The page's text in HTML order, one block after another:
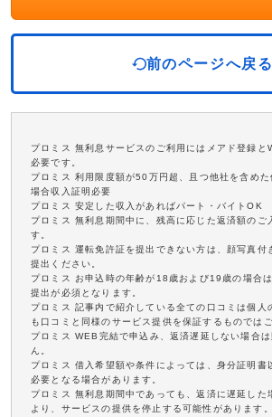
前のページへ戻る
プロミス 無利息サービスのご利用にはメアド登録と
必要です。
プロミス 利用限度額が50万円超、且つ他社を含め
場合収入証明必要
プロミス 安定した収入があればパート・バイトOK
プロミス 無利息期間中に、残高に応じた返済額のご
す。
プロミス 運転免許証を提出できない方は、顔写真付
提出ください。
プロミス お申込時の年齢が18歳および19歳の場合
提出が必須となります。
プロミス 記事内で紹介している全ての口コミは個人
も口コミと同様のサービス提供を保証するものでは
プロミス WEB完結で申込み、返済遅延しない場合
ん。
プロミス 借入希望額や条件によっては、身分証明書
必要となる場合があります。
プロミス 無利息期間中であっても、返済に遅延した
より、サービスの提供を停止する可能性があります。